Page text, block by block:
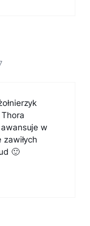
w
🙂